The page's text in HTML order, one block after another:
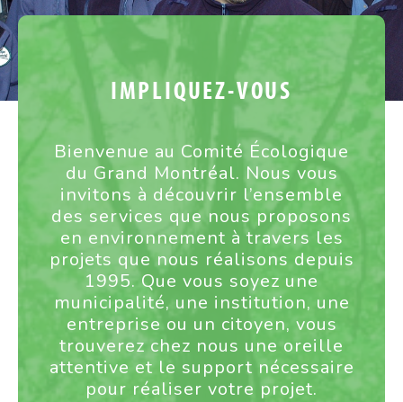
IMPLIQUEZ-VOUS
Bienvenue au Comité Écologique
du Grand Montréal. Nous vous
invitons à découvrir l’ensemble
des services que nous proposons
en environnement à travers les
projets que nous réalisons depuis
1995. Que vous soyez une
municipalité, une institution, une
entreprise ou un citoyen, vous
trouverez chez nous une oreille
attentive et le support nécessaire
pour réaliser votre projet.